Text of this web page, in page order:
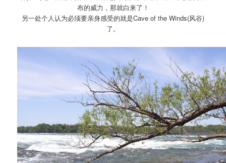
布的威力，那就白来了！
另一处个人认为必须要亲身感受的就是Cave of the Winds(风谷)
了。